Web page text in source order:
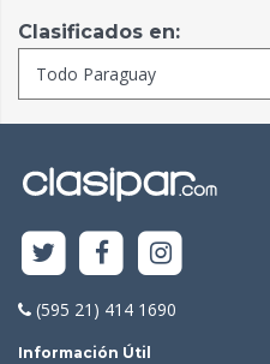
Clasificados en:
(595 21) 414 1690
Información Útil